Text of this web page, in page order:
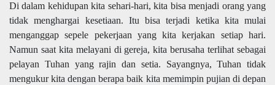
Di dalam kehidupan kita sehari-hari, kita bisa menjadi orang yang
tidak menghargai kesetiaan. Itu bisa terjadi ketika kita mulai
menganggap sepele pekerjaan yang kita kerjakan setiap hari.
Namun saat kita melayani di gereja, kita berusaha terlihat sebagai
pelayan Tuhan yang rajin dan setia. Sayangnya, Tuhan tidak
mengukur kita dengan berapa baik kita memimpin pujian di depan